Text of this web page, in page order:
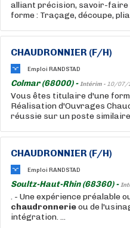
alliant précision, savoir-faire
forme : Traçage, découpe,
CHAUDRONNIER (F/H)
Emploi RANDSTAD
Colmar (68000) -Intérim - 10/07/
Vous êtes titulaire d'une
Réalisation d'Ouvrages
réussie sur un poste similaire
CHAUDRONNIER (F/H)
Emploi RANDSTAD
Soultz-Haut-Rhin (68360) -
. - Une expérience préalable
chaudronnerieou de
intégration. ...